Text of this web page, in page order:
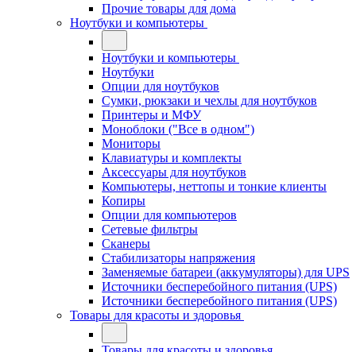
Прочие товары для дома
Ноутбуки и компьютеры
Ноутбуки и компьютеры
Ноутбуки
Опции для ноутбуков
Сумки, рюкзаки и чехлы для ноутбуков
Принтеры и МФУ
Моноблоки ("Все в одном")
Мониторы
Клавиатуры и комплекты
Аксессуары для ноутбуков
Компьютеры, неттопы и тонкие клиенты
Копиры
Опции для компьютеров
Сетевые фильтры
Сканеры
Стабилизаторы напряжения
Заменяемые батареи (аккумуляторы) для UPS
Источники бесперебойного питания (UPS)
Источники бесперебойного питания (UPS)
Товары для красоты и здоровья